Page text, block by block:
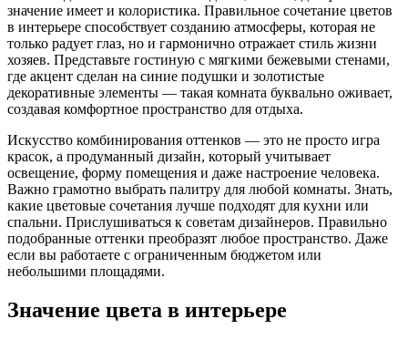
значение имеет и колористика. Правильное сочетание цветов
в интерьере способствует созданию атмосферы, которая не
только радует глаз, но и гармонично отражает стиль жизни
хозяев. Представьте гостиную с мягкими бежевыми стенами,
где акцент сделан на синие подушки и золотистые
декоративные элементы — такая комната буквально оживает,
создавая комфортное пространство для отдыха.
Искусство комбинирования оттенков — это не просто игра
красок, а продуманный дизайн, который учитывает
освещение, форму помещения и даже настроение человека.
Важно грамотно выбрать палитру для любой комнаты. Знать,
какие цветовые сочетания лучше подходят для кухни или
спальни. Прислушиваться к советам дизайнеров. Правильно
подобранные оттенки преобразят любое пространство. Даже
если вы работаете с ограниченным бюджетом или
небольшими площадями.
Значение цвета в интерьере